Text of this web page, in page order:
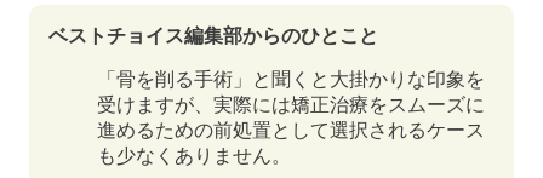
ベストチョイス編集部からのひとこと
「骨を削る手術」と聞くと大掛かりな印象を
受けますが、実際には矯正治療をスムーズに
進めるための前処置として選択されるケース
も少なくありません。